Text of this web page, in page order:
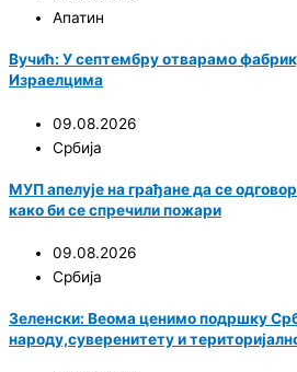
Апатин
Вучић: У септембру отварамо
Израелцима
09.08.2026
Србија
МУП апелује на грађане да се
како би се спречили пожари
09.08.2026
Србија
Зеленски: Веома ценимо подршку
народу,суверенитету и